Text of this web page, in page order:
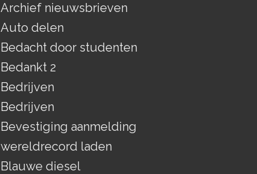
Archief nieuwsbrieven
Auto delen
Bedacht door studenten
Bedankt 2
Bedrijven
Bedrijven
Bevestiging aanmelding
wereldrecord laden
Blauwe diesel